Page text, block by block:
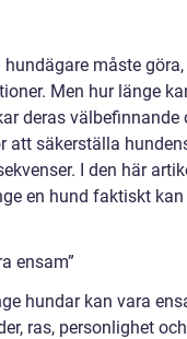
måste göra,
Men hur länge
deras välbefinnande
att säkerställa
I den här
en hund faktiskt
ensam”
hundar kan vara
ras, personlighet och